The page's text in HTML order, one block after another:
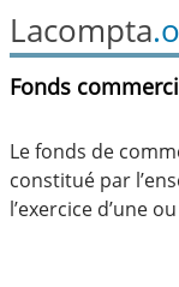
Lacompta
Fonds
Le fonds de
constitué par
l’exercice d’une